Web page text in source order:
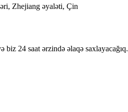
Zhejiang əyaləti, Çin
biz 24 saat ərzində əlaqə saxlayacağıq.